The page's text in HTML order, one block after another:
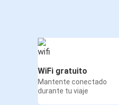
WiFi gratuito
Mantente conectado
durante tu viaje